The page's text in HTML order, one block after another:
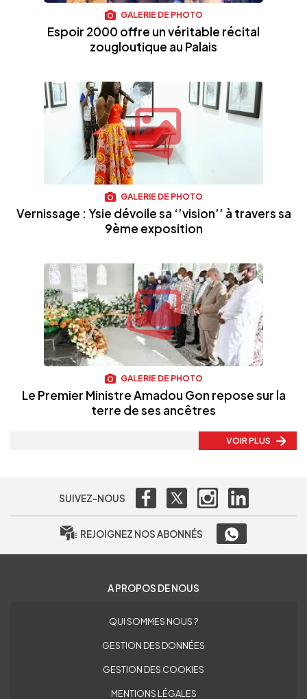
GALERIE DE PHOTO
Espoir 2000 offre un véritable récital
zougloutique au Palais
GALERIE DE PHOTO
Vernissage : Ysie dévoile sa ‘’vision’’ à travers sa
9ème exposition
GALERIE DE PHOTO
Le Premier Ministre Amadou Gon repose sur la
terre de ses ancêtres
VOIR PLUS
SUIVEZ-NOUS
REJOIGNEZ NOS ABONNÉS
A PROPOS DE NOUS
QUI SOMMES NOUS ?
GESTION DES DONNÉES
GESTION DES COOKIES
MENTIONS LÉGALES